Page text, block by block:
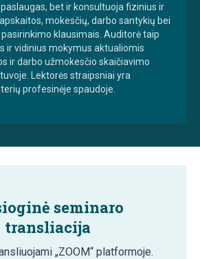
bet ir konsultuoja fizinius ir
mokesčių, darbo santykių bei
klausimais. Auditorė taip
ir vidinius mokymus aktualiomis
ir darbo užmokesčio skaičiavimo
Lektorės straipsniai yra
profesinėje spaudoje.
seminaro
transliacija
„ZOOM“ platformoje.